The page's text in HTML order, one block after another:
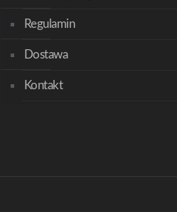
Regulamin
Dostawa
Kontakt